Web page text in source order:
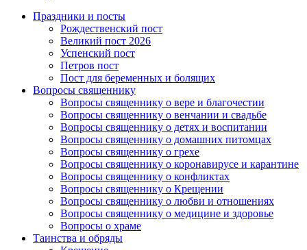
Праздники и посты
Рождественский пост
Великий пост 2026
Успенский пост
Петров пост
Пост для беременных и болящих
Вопросы священнику
Вопросы священнику о вере и благочестии
Вопросы священнику о венчании и свадьбе
Вопросы священнику о детях и воспитании
Вопросы священнику о домашних питомцах
Вопросы священнику о грехе
Вопросы священнику о коронавирусе и карантине
Вопросы священнику о конфликтах
Вопросы священнику о Крещении
Вопросы священнику о любви и отношениях
Вопросы священнику о медицине и здоровье
Вопросы о храме
Таинства и обряды